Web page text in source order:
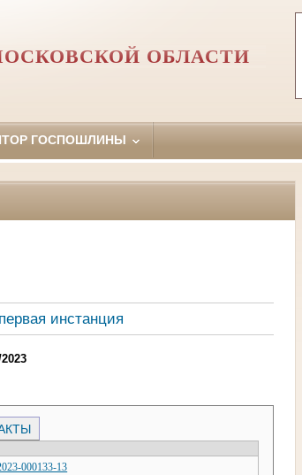
ОБЛАСТИ
ГОСПОШЛИНЫ
инстанция
000133-13